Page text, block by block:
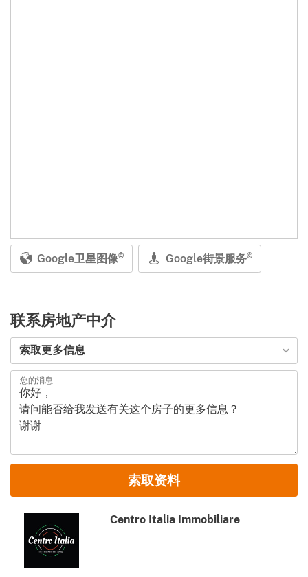
Google卫星图像© Google街景服务©
联系房地产中介
申请类型
索取更多信息
您的消息
电话号码 (包括国家代码)
索取资料
Centro Italia Immobiliare